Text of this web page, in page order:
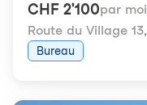
CHF 2'100par
Route du Village 13,
Bureau